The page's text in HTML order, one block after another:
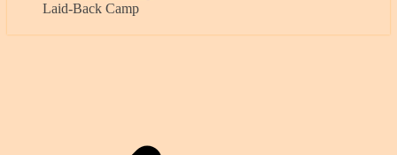
Laid-Back Camp